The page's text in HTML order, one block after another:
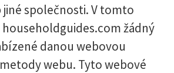
jiné společnosti. V tomto
žádný
danou webovou
webu. Tyto webové